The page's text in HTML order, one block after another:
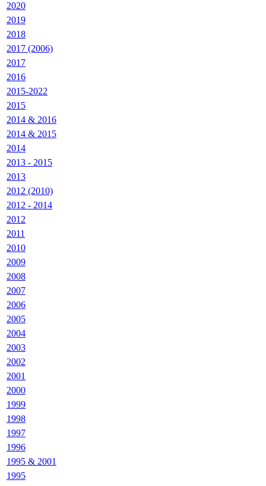
2020
2019
2018
2017 (2006)
2017
2016
2015-2022
2015
2014 & 2016
2014 & 2015
2014
2013 - 2015
2013
2012 (2010)
2012 - 2014
2012
2011
2010
2009
2008
2007
2006
2005
2004
2003
2002
2001
2000
1999
1998
1997
1996
1995 & 2001
1995